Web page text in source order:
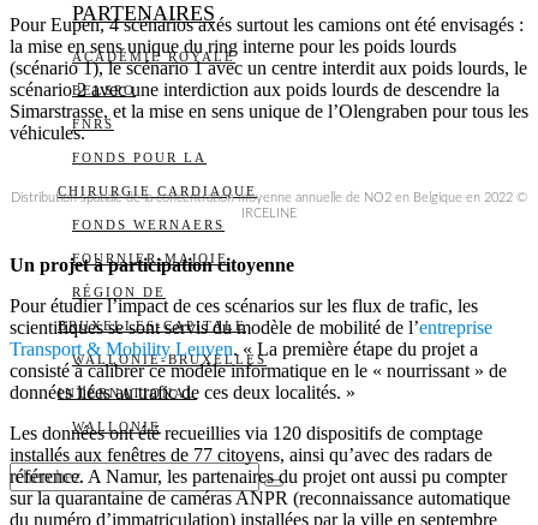
PARTENAIRES
ACADÉMIE ROYALE
BELSPO
FNRS
FONDS POUR LA
CHIRURGIE CARDIAQUE
FONDS WERNAERS
FOURNIER-MAJOIE
RÉGION DE
BRUXELLES-CAPITALE
WALLONIE-BRUXELLES
INTERNATIONAL
WALLONIE
Pour Eupen, 4 scénarios axés surtout les camions ont été envisagés :
la mise en sens unique du ring interne pour les poids lourds
(scénario 1), le scénario 1 avec un centre interdit aux poids lourds, le
scénario 2 avec une interdiction aux poids lourds de descendre la
Simarstrasse, et la mise en sens unique de l’Olengraben pour tous les
véhicules.
Distribution spatiale de la concentration moyenne annuelle de NO2 en Belgique en 2022 ©
IRCELINE
Un projet à participation citoyenne
Pour étudier l’impact de ces scénarios sur les flux de trafic, les
scientifiques se sont servis du modèle de mobilité de l’entreprise
Transport & Mobility Leuven. « La première étape du projet a
consisté à calibrer ce modèle informatique en le « nourrissant » de
données liées au trafic de ces deux localités. »
Les données ont été recueillies via 120 dispositifs de comptage
installés aux fenêtres de 77 citoyens, ainsi qu’avec des radars de
référence. A Namur, les partenaires du projet ont aussi pu compter
sur la quarantaine de caméras ANPR (reconnaissance automatique
du numéro d’immatriculation) installées par la ville en septembre